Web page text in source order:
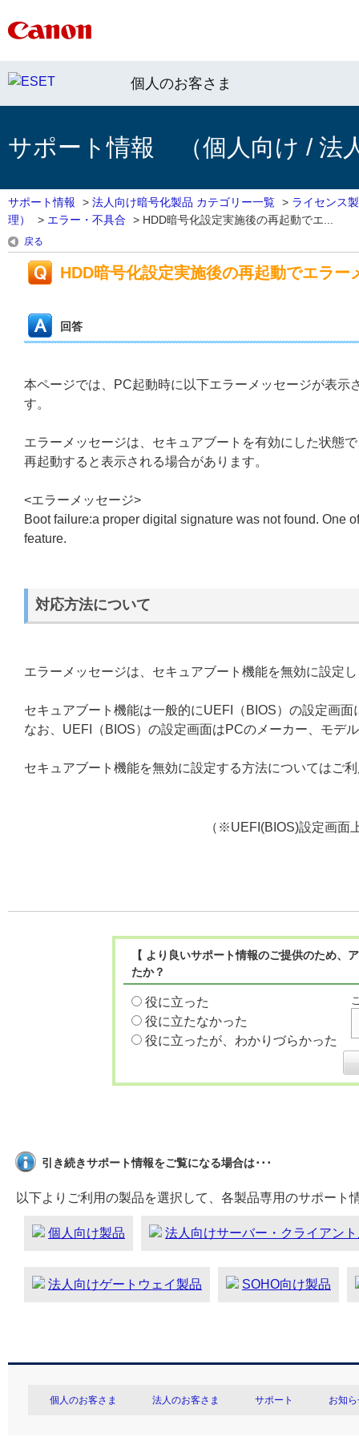
個人のお客さま
サポート情報 （個人向け / 法
サポート情報 > 法人向け暗号化製品 カテゴリー一覧 > ライセンス
理）
> エラー・不具合 > HDD暗号化設定実施後の再起動でエ...
戻る
HDD暗号化設定実施後の再起動でエラー
回答
本ページでは、PC起動時に以下エラーメッセージが表
す。
エラーメッセージは、セキュアブートを有効にした状態
再起動すると表示される場合があります。
<エラーメッセージ>
Boot failure:a proper digital signature was not found. One
feature.
対応方法について
エラーメッセージは、セキュアブート機能を無効に設定
セキュアブート機能は一般的にUEFI（BIOS）の設定画面
なお、UEFI（BIOS）の設定画面はPCのメーカー、モデ
セキュアブート機能を無効に設定する方法についてはご
（※UEFI(BIOS)設定画面
【 より良いサポート情報のご提供のため
たか？
役に立った
役に立たなかった
役に立ったが、わかりづらかった
引き続きサポート情報をご覧になる場合は･･･
以下よりご利用の製品を選択して、各製品専用のサポート
個人向け製品 法人向けサーバー・クライアン
法人向けゲートウェイ製品 SOHO向け製品
個人のお客さま 法人のお客さま サポート お知